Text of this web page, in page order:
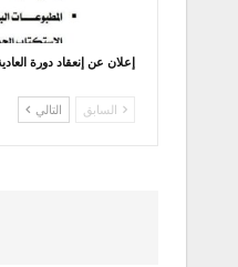
إعلان عن إنعقاد دورة
السابق التالي